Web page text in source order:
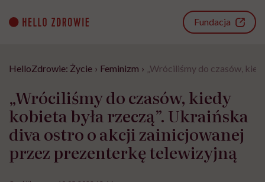
content
Fundacja
HelloZdrowie: Życie › Feminizm › „Wróciliśmy do czasów,
„Wróciliśmy do czasów, kiedy
kobieta była rzeczą”. Ukraińska
diva ostro o akcji zainicjowanej
przez prezenterkę telewizyjną